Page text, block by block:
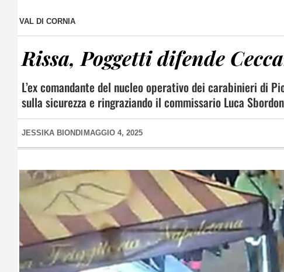
VAL DI CORNIA
Rissa, Poggetti difende
L’ex comandante del nucleo operativo dei carabinieri di
sulla sicurezza e ringraziando il commissario Luca
JESSIKA BIONDI MAGGIO 4, 2025